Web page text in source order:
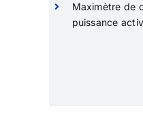
Maximètre de
puissance